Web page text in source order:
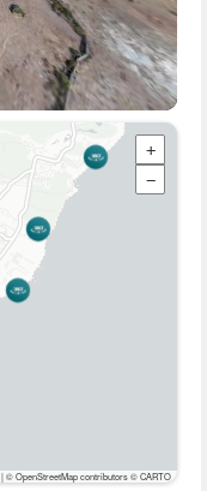
+
−
|© OpenStreetMap contributors © CARTO